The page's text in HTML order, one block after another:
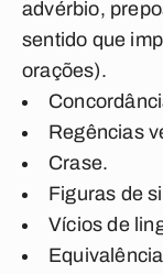
advérbio,
sentido que
orações).
Regências
Crase.
Figuras de
Vícios de